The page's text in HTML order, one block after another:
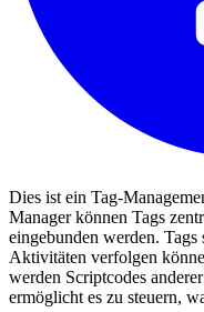
Dies ist ein Tag-
Manager können Tags
eingebunden werden.
Aktivitäten verfolgen
werden Scriptcodes
ermöglicht es zu steuern,